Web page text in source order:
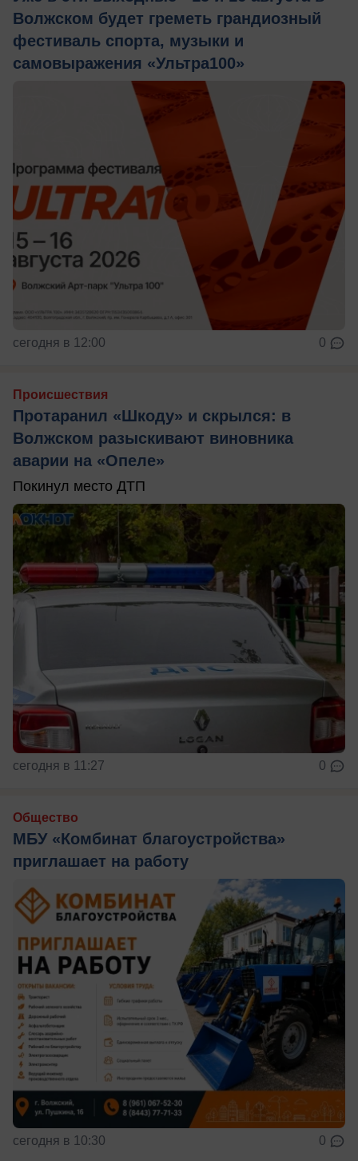
Волжском будет греметь грандиозный
фестиваль спорта, музыки и
самовыражения «Ультра100»
сегодня в 12:00 0
Происшествия
Протаранил «Шкоду» и скрылся: в
Волжском разыскивают виновника
аварии на «Опеле»
Покинул место ДТП
сегодня в 11:27 0
Общество
МБУ «Комбинат благоустройства»
приглашает на работу
сегодня в 10:30 0